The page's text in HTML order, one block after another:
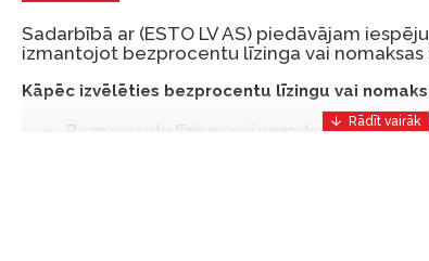
Sadarbībā ar (ESTO LV AS) piedāvājam
izmantojot bezprocentu līzinga vai nomaksas
Kāpēc izvēlēties bezprocentu līzingu vai
Bezprocentu līzinga vai nomaksas iespēja ir